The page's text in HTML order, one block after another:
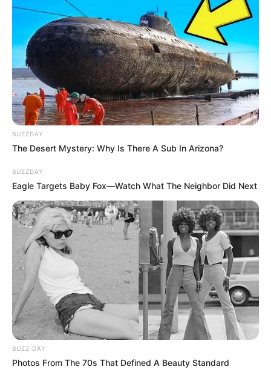
BUZZDAY
The Desert Mystery: Why Is There A Sub In Arizona?
BUZZDAY
Eagle Targets Baby Fox—Watch What The Neighbor Did Next
BUZZ DAY
Photos From The 70s That Defined A Beauty Standard